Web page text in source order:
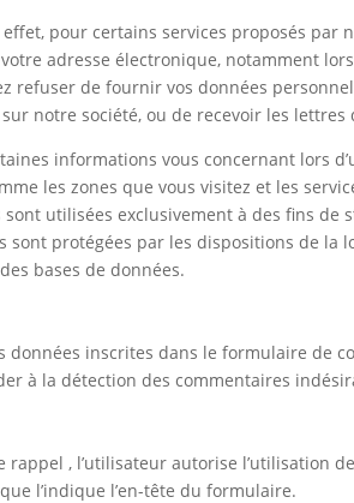
pour certains services proposés
adresse électronique, notamment
refuser de fournir vos données
notre société, ou de recevoir les lettres
informations vous concernant lors
les zones que vous visitez et les
utilisées exclusivement à des fins
sont protégées par les dispositions de
bases de données.
inscrites dans le formulaire de
à la détection des commentaires
, l’utilisateur autorise l’utilisation
l’indique l’en-tête du formulaire.